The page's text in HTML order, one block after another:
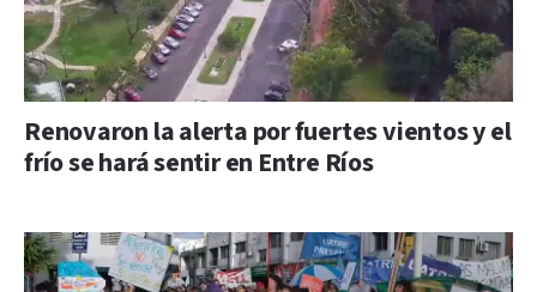
Renovaron la alerta por fuertes vientos y el
frío se hará sentir en Entre Ríos